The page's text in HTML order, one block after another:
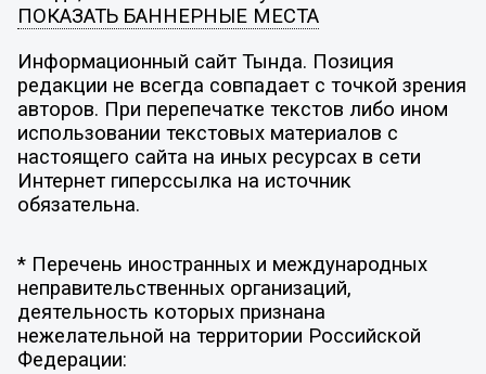
ПОКАЗАТЬ БАННЕРНЫЕ МЕСТА
Информационный сайт Тында. Позиция
редакции не всегда совпадает с точкой зрения
авторов. При перепечатке текстов либо ином
использовании текстовых материалов с
настоящего сайта на иных ресурсах в сети
Интернет гиперссылка на источник
обязательна.
* Перечень иностранных и международных
неправительственных организаций,
деятельность которых признана
нежелательной на территории Российской
Федерации: